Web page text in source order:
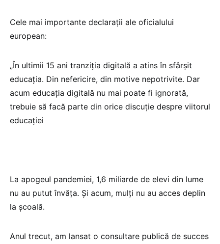
Cele mai importante declarații ale oficialului
european:
„În ultimii 15 ani tranziția digitală a atins în sfârșit
educația. Din nefericire, din motive nepotrivite. Dar
acum educația digitală nu mai poate fi ignorată,
trebuie să facă parte din orice discuție despre viitorul
educației
La apogeul pandemiei, 1,6 miliarde de elevi din lume
nu au putut învăța. Și acum, mulți nu au acces deplin
la școală.
Anul trecut, am lansat o consultare publică de succes